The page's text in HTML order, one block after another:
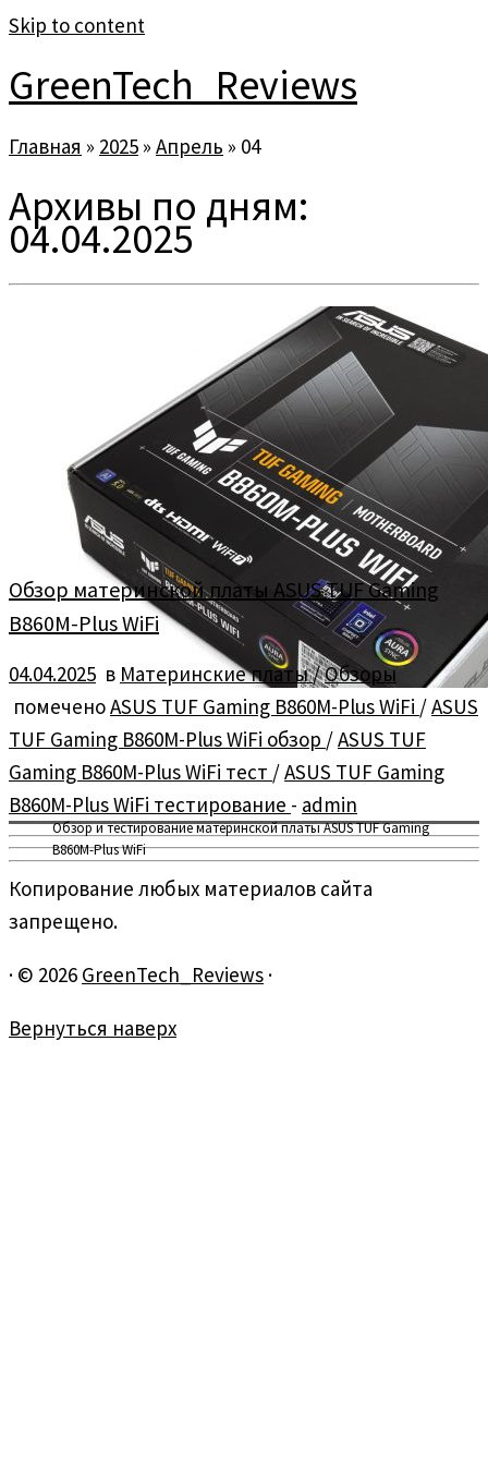
Skip to content
GreenTech_Reviews
Главная » 2025 » Апрель » 04
Архивы по дням:
04.04.2025
Обзор и тестирование материнской платы ASUS TUF Gaming
B860M-Plus WiFi
Обзор материнской платы ASUS TUF Gaming
B860M-Plus WiFi
04.04.2025 в Материнские платы/Обзоры
помеченоASUS TUF Gaming B860M-Plus WiFi /ASUS
TUF Gaming B860M-Plus WiFi обзор /ASUS TUF
Gaming B860M-Plus WiFi тест /ASUS TUF Gaming
B860M-Plus WiFi тестирование - admin
Копирование любых материалов сайта
запрещено.
· © 2026 GreenTech_Reviews ·
Вернуться наверх